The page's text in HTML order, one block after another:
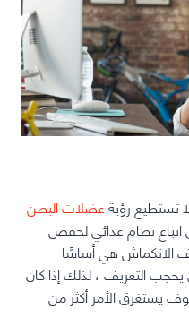
تستطيع رؤيةعضلات البطن
اتباع نظام غذائي لخفض
الانكماش هي أساسًا
يحجب التعريف ، لذلك إذا كان
يستغرق الأمر أكثر من